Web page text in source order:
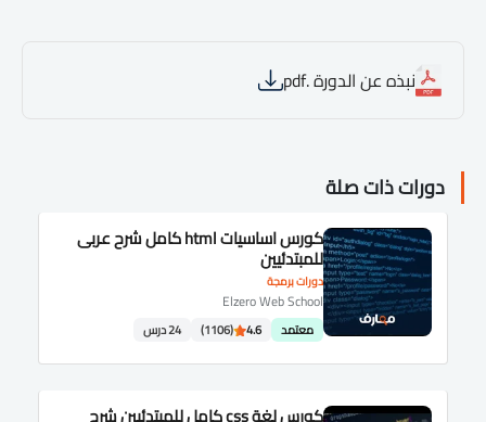
نبذه عن الدورة .pdf
دورات ذات صلة
دورات برمجة
كورس اساسيات html كامل شرح عربى
للمبتدئيين
Elzero Web School
معتمد 4.6
(1106) 24 درس